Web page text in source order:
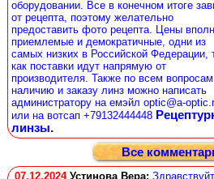
оборудовании. Все в конечном итоге
от рецепта, поэтому желательно
предоставить фото рецепта. Цены
приемлемые и демократичные, одни из
самых низких в Российской Федерации,
как поставки идут напрямую от
производителя. Также по всем
наличию и заказу линз можно написать
администратору на емэйл optic@a-
или на вотсап +79132444448
линзы.
Все
07.12.2024 Устинова Вера: